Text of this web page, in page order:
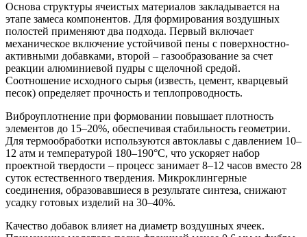
Основа структуры ячеистых материалов закладывается на
этапе замеса компонентов. Для формирования воздушных
полостей применяют два подхода. Первый включает
механическое включение устойчивой пены с поверхностно-
активными добавками, второй – газообразование за счет
реакции алюминиевой пудры с щелочной средой.
Соотношение исходного сырья (известь, цемент, кварцевый
песок) определяет прочность и теплопроводность.
Виброуплотнение при формовании повышает плотность
элементов до 15–20%, обеспечивая стабильность геометрии.
Для термообработки используются автоклавы с давлением 10–
12 атм и температурой 180–190°C, что ускоряет набор
проектной твердости – процесс занимает 8–12 часов вместо 28
суток естественного твердения. Микроклингерные
соединения, образовавшиеся в результате синтеза, снижают
усадку готовых изделий на 30–40%.
Качество добавок влияет на диаметр воздушных ячеек.